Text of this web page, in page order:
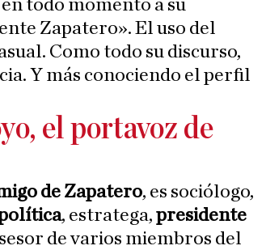
todo momento a su
Zapatero». El uso del
Como todo su discurso,
Y más conociendo el perfil
el portavoz de
de Zapatero, es sociólogo,
, estratega, presidente
de varios miembros del